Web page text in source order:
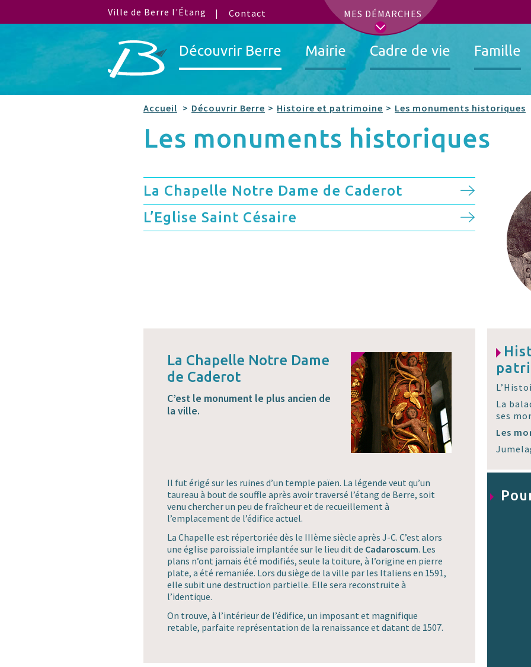
Ville de Berre l'Étang MES DÉMARCHES
Contact
Découvrir Berre Mairie Cadre de vie Famille
Accueil Découvrir Berre Histoire et patrimoine Les monuments historiques
Les monuments historiques
La Chapelle Notre Dame de Caderot
L’Eglise Saint Césaire
La Chapelle Notre Dame
de Caderot
C’est le monument le plus ancien de
la ville.
Il fut érigé sur les ruines d’un temple païen. La légende veut qu’un
taureau à bout de souffle après avoir traversé l’étang de Berre, soit
venu chercher un peu de fraîcheur et de recueillement à
l’emplacement de l’édifice actuel.
La Chapelle est répertoriée dès le IIIème siècle après J-C. C’est alors
une église paroissiale implantée sur le lieu dit de Cadaroscum. Les
plans n’ont jamais été modifiés, seule la toiture, à l’origine en pierre
plate, a été remaniée. Lors du siège de la ville par les Italiens en 1591,
elle subit une destruction partielle. Elle sera reconstruite à
l’identique.
On trouve, à l’intérieur de l’édifice, un imposant et magnifique
retable, parfaite représentation de la renaissance et datant de 1507.
La
ses
Les